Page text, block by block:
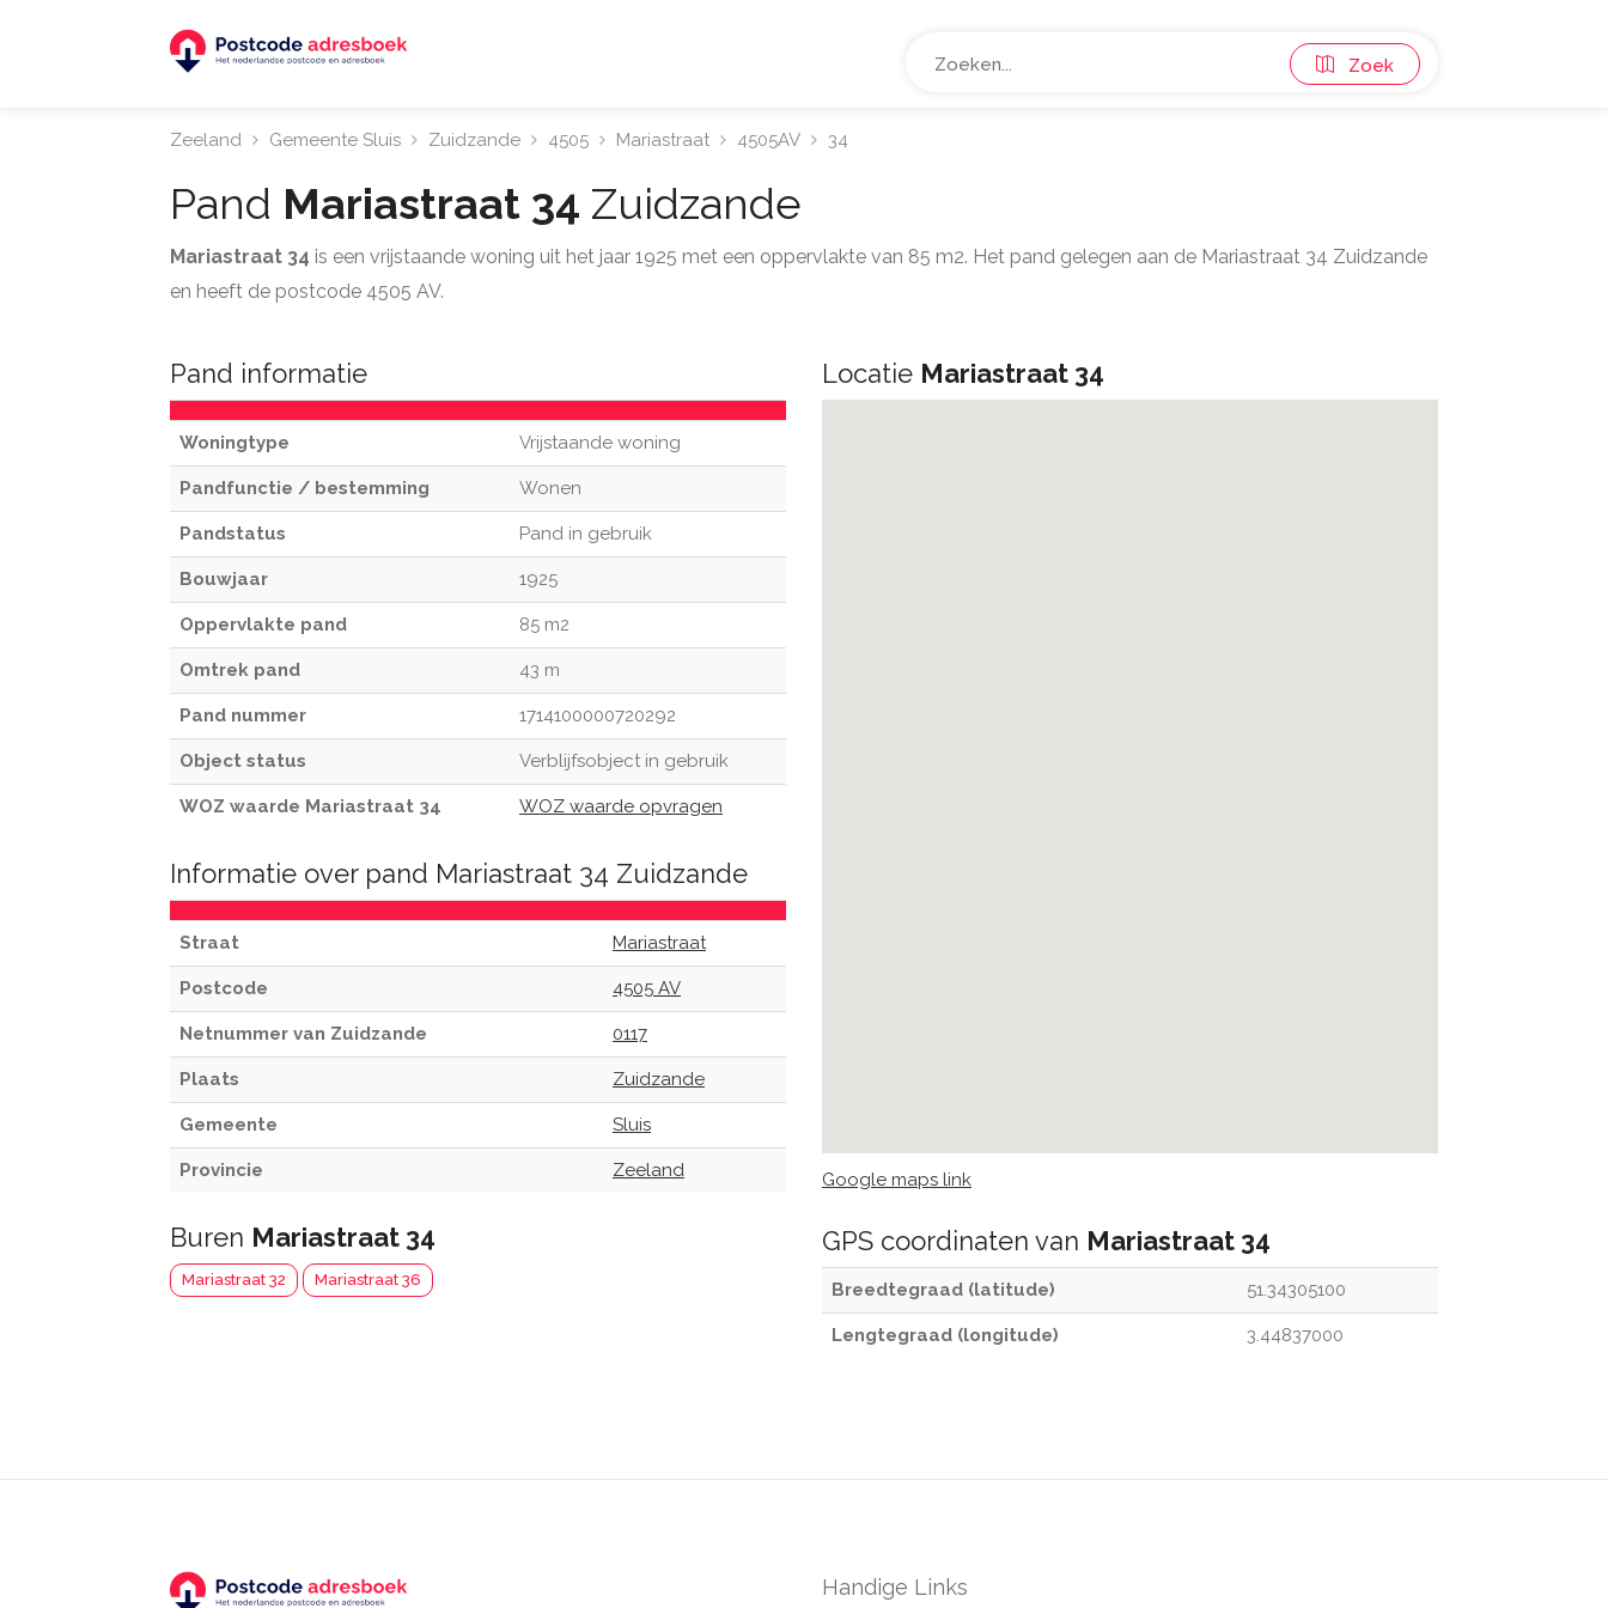
Zoek
Zeeland Gemeente Sluis Zuidzande 4505 Mariastraat 4505AV 34
Pand Mariastraat 34 Zuidzande
Mariastraat 34 is een vrijstaande woning uit het jaar 1925 met een oppervlakte van 85 m2. Het pand gelegen aan de Mariastraat 34 Zuidzande
en heeft de postcode 4505 AV.
Pand informatie
Woningtype Vrijstaande woning
Pandfunctie / bestemming Wonen
Pandstatus Pand in gebruik
Bouwjaar 1925
Oppervlakte pand 85 m2
Omtrek pand 43 m
Pand nummer 1714100000720292
Object status Verblijfsobject in gebruik
WOZ waarde Mariastraat 34 WOZ waarde opvragen
Informatie over pand Mariastraat 34 Zuidzande
Straat Mariastraat
Postcode 4505 AV
Netnummer van Zuidzande 0117
Plaats Zuidzande
Gemeente Sluis
Provincie Zeeland
Buren Mariastraat 34
Mariastraat 32 Mariastraat 36
Locatie Mariastraat 34
Google maps link
GPS coordinaten van Mariastraat 34
Breedtegraad (latitude) 51.34305100
Lengtegraad (longitude) 3.44837000
Handige Links